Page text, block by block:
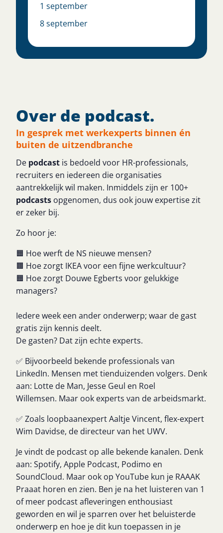
1 september
8 september
Over de podcast.
In gesprek met werkexperts binnen én
buiten de uitzendbranche
De podcast is bedoeld voor HR-professionals,
recruiters en iedereen die organisaties
aantrekkelijk wil maken. Inmiddels zijn er 100+
podcasts opgenomen, dus ook jouw expertise zit
er zeker bij.
Zo hoor je:
🟧 Hoe werft de NS nieuwe mensen?
🟧 Hoe zorgt IKEA voor een fijne werkcultuur?
🟧 Hoe zorgt Douwe Egberts voor gelukkige
managers?
Iedere week een ander onderwerp; waar de gast
gratis zijn kennis deelt.
De gasten? Dat zijn echte experts.
✅ Bijvoorbeeld bekende professionals van
LinkedIn. Mensen met tienduizenden volgers. Denk
aan: Lotte de Man, Jesse Geul en Roel
Willemsen. Maar ook experts van de arbeidsmarkt.
✅ Zoals loopbaanexpert Aaltje Vincent, flex-expert
Wim Davidse, de directeur van het UWV.
Je vindt de podcast op alle bekende kanalen. Denk
aan: Spotify, Apple Podcast, Podimo en
SoundCloud. Maar ook op YouTube kun je RAAAK
Praaat horen en zien. Ben je na het luisteren van 1
of meer podcast afleveringen enthousiast
geworden en wil je sparren over het beluisterde
onderwerp en hoe je dit kun toepassen in je